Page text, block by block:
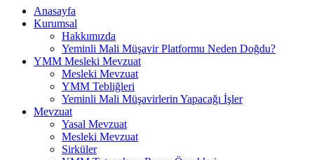
Anasayfa
Kurumsal
Hakkımızda
Yeminli Mali Müşavir Platformu Neden Doğdu?
YMM Mesleki Mevzuat
Mesleki Mevzuat
YMM Tebliğleri
Yeminli Mali Müşavirlerin Yapacağı İşler
Mevzuat
Yasal Mevzuat
Mesleki Mevzuat
Sirküler